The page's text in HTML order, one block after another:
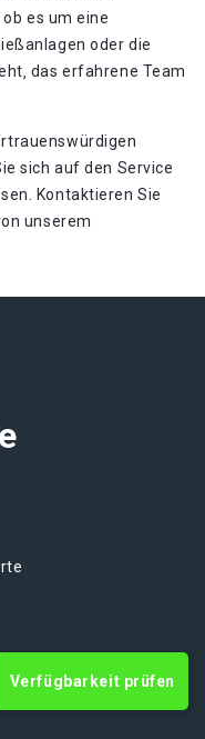
es um eine
oder die
das erfahrene Team
sich auf den Service
Kontaktieren Sie
unserem
Verfügbarkeit prüfen